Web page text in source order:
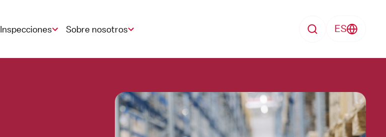
Enfermedad
Inspecciones Sobre nosotros SearchES